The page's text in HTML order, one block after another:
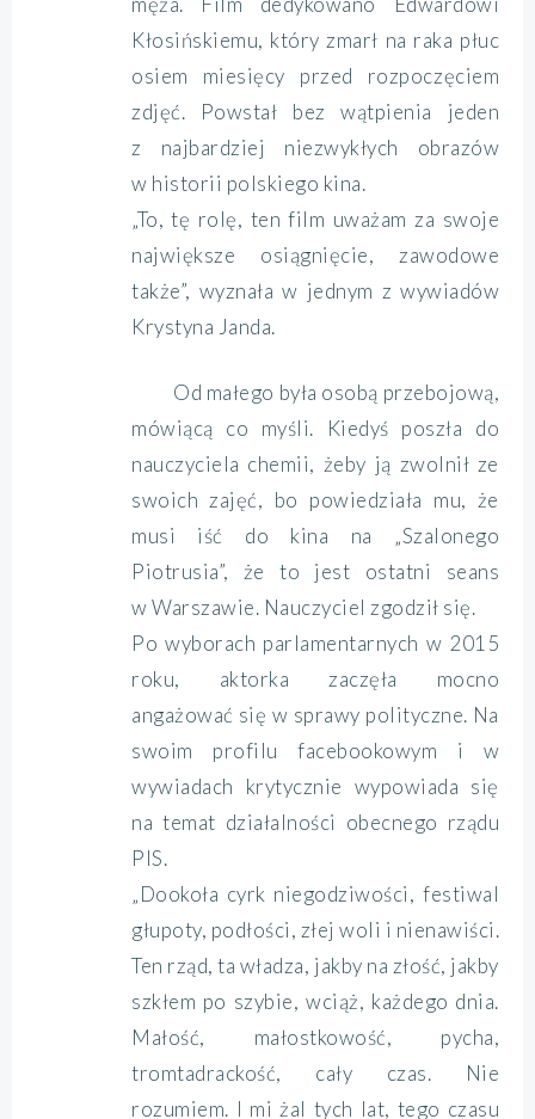
Kłosińskiemu, który zmarł na raka płuc
osiem miesięcy przed rozpoczęciem
zdjęć. Powstał bez wątpienia jeden
z najbardziej niezwykłych obrazów
w historii polskiego kina.
„To, tę rolę, ten film uważam za swoje
największe osiągnięcie, zawodowe
także”, wyznała w jednym z wywiadów
Krystyna Janda.
Od małego była osobą przebojową,
mówiącą co myśli. Kiedyś poszła do
nauczyciela chemii, żeby ją zwolnił ze
swoich zajęć, bo powiedziała mu, że
musi iść do kina na „Szalonego
Piotrusia”, że to jest ostatni seans
w Warszawie. Nauczyciel zgodził się.
Po wyborach parlamentarnych w 2015
roku, aktorka zaczęła mocno
angażować się w sprawy polityczne. Na
swoim profilu facebookowym i w
wywiadach krytycznie wypowiada się
na temat działalności obecnego rządu
PIS.
„Dookoła cyrk niegodziwości, festiwal
głupoty, podłości, złej woli i nienawiści.
Ten rząd, ta władza, jakby na złość, jakby
szkłem po szybie, wciąż, każdego dnia.
Małość, małostkowość, pycha,
tromtadrackość, cały czas. Nie
rozumiem. I mi żal tych lat, tego czasu